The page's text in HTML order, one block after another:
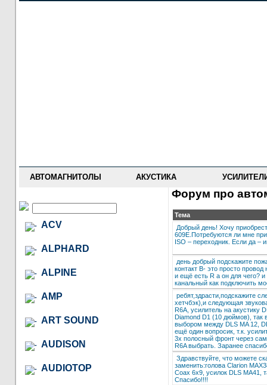
АВТОМАГНИТОЛЫ АКУСТИКА
ACV
ALPHARD
ALPINE
AMP
ART SOUND
AUDISON
AUDIOTOP
Форум про
Тема
Добрый день! Хочу
609E.Потребуются ли мне
ISO – переходник. Если да –
день добрый подскажите
контакт B- это просто
и ещё есть R а он для чего?
канальный как подключить
ребят,здрасти,подскажите
хетчбэк),и следующая
R6A, усилитель на акустику
Diamond D1 (10 дюймов), так
выбором между DLS MA 12,
ещё один вопросик, т.к.
3х полосный фронт через
R6A выбрать. Заранее
Здравствуйте, что можете
заменить:голова Clarion
Coax 6x9, усилок DLS MA41,
Спасибо!!!!